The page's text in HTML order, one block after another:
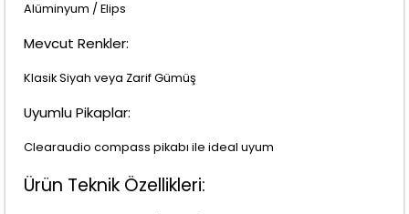
Alüminyum / Elips
Mevcut Renkler:
Klasik Siyah veya Zarif Gümüş
Uyumlu Pikaplar:
Clearaudio compass pikabı ile ideal uyum
Ürün Teknik Özellikleri: